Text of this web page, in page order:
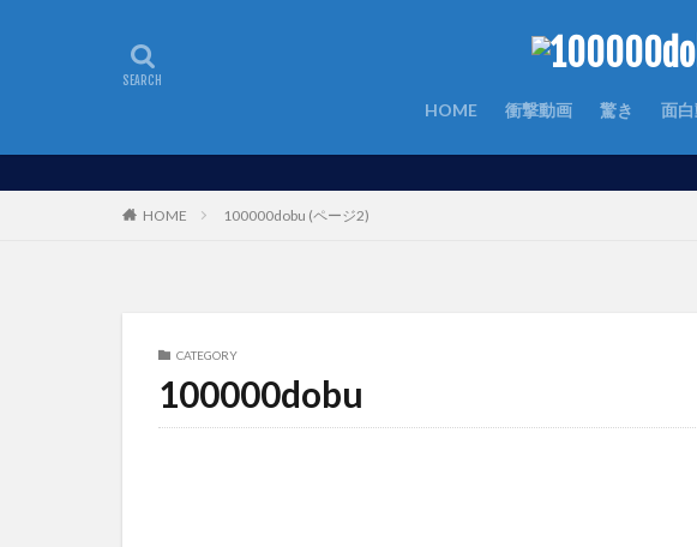
HOME 衝撃動画 驚き 面
HOME 100000dobu (ページ2)
CATEGORY
100000dobu